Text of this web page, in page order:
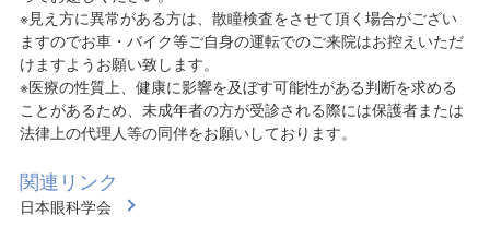
※見え方に異常がある方は、散瞳検査をさせて頂く場合がござい
ますのでお車・バイク等ご自身の運転でのご来院はお控えいただ
けますようお願い致します。
※医療の性質上、健康に影響を及ぼす可能性がある判断を求める
ことがあるため、未成年者の方が受診される際には保護者または
法律上の代理人等の同伴をお願いしております。
関連リンク
日本眼科学会